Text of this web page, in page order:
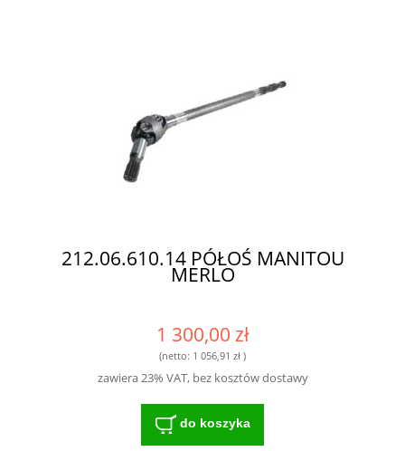
212.06.610.14 PÓŁOŚ MANITOU
MERLO
1 300,00 zł
(netto: 1 056,91 zł )
zawiera 23% VAT, bez kosztów dostawy
do koszyka